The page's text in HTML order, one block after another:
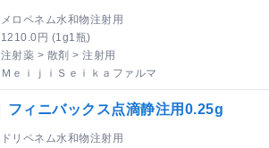
メロペネム水和物注射用
1210.0円 (1g1瓶)
注射薬 > 散剤 > 注射用
ＭｅｉｊｉＳｅｉｋａファルマ
フィニバックス点滴静注用0.25g
ドリペネム水和物注射用